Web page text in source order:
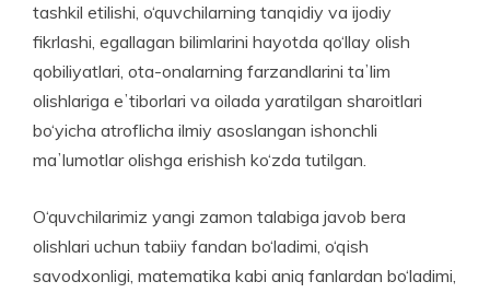
tashkil etilishi, o‘quvchilarning tanqidiy va ijodiy
fikrlashi, egallagan bilimlarini hayotda qo‘llay olish
qobiliyatlari, ota-onalarning farzandlarini taʼlim
olishlariga eʼtiborlari va oilada yaratilgan sharoitlari
bo‘yicha atroflicha ilmiy asoslangan ishonchli
maʼlumotlar olishga erishish ko‘zda tutilgan.
O‘quvchilarimiz yangi zamon talabiga javob bera
olishlari uchun tabiiy fandan bo‘ladimi, o‘qish
savodxonligi, matematika kabi aniq fanlardan bo‘ladimi,